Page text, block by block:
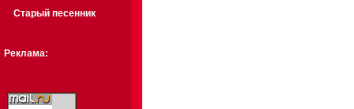
Старый песенник
Реклама: